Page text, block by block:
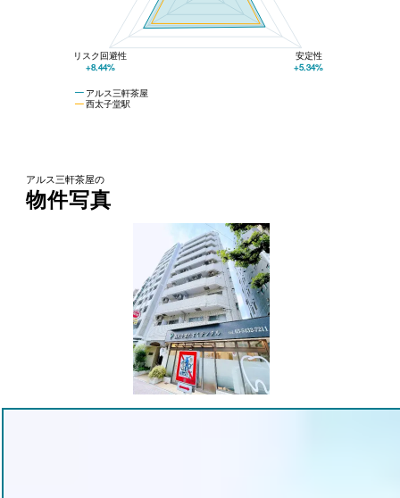
アルス三軒茶屋
西太子堂駅
リスク回避性
+8.44%
安定性
+5.34%
アルス三軒茶屋の
物件写真